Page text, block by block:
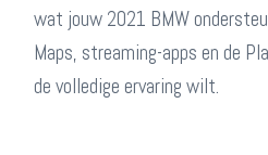
wat jouw 2021 BMW
Maps, streaming-apps en de
de volledige ervaring wilt.